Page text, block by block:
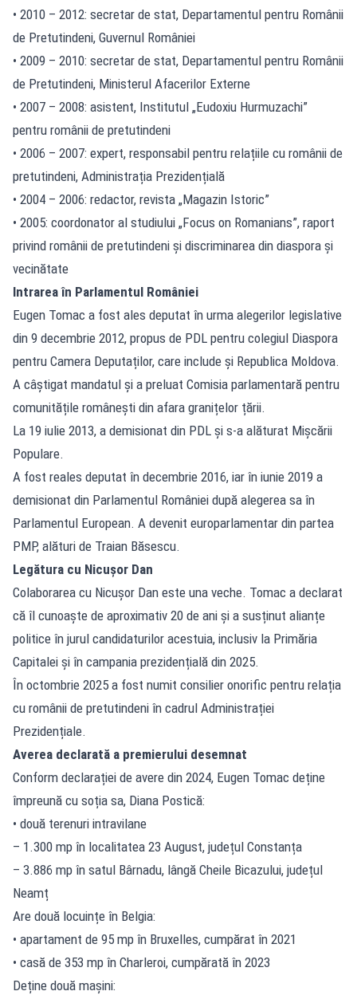
• 2010 – 2012: secretar de stat, Departamentul pentru Românii
de Pretutindeni, Guvernul României
• 2009 – 2010: secretar de stat, Departamentul pentru Românii
de Pretutindeni, Ministerul Afacerilor Externe
• 2007 – 2008: asistent, Institutul „Eudoxiu Hurmuzachi”
pentru românii de pretutindeni
• 2006 – 2007: expert, responsabil pentru relațiile cu românii de
pretutindeni, Administrația Prezidențială
• 2004 – 2006: redactor, revista „Magazin Istoric”
• 2005: coordonator al studiului „Focus on Romanians”, raport
privind românii de pretutindeni și discriminarea din diaspora și
vecinătate
Intrarea în Parlamentul României
Eugen Tomac a fost ales deputat în urma alegerilor legislative
din 9 decembrie 2012, propus de PDL pentru colegiul Diaspora
pentru Camera Deputaților, care include și Republica Moldova.
A câștigat mandatul și a preluat Comisia parlamentară pentru
comunitățile românești din afara granițelor țării.
La 19 iulie 2013, a demisionat din PDL și s-a alăturat Mișcării
Populare.
A fost reales deputat în decembrie 2016, iar în iunie 2019 a
demisionat din Parlamentul României după alegerea sa în
Parlamentul European. A devenit europarlamentar din partea
PMP, alături de Traian Băsescu.
Legătura cu Nicușor Dan
Colaborarea cu Nicușor Dan este una veche. Tomac a declarat
că îl cunoaște de aproximativ 20 de ani și a susținut alianțe
politice în jurul candidaturilor acestuia, inclusiv la Primăria
Capitalei și în campania prezidențială din 2025.
În octombrie 2025 a fost numit consilier onorific pentru relația
cu românii de pretutindeni în cadrul Administrației
Prezidențiale.
Averea declarată a premierului desemnat
Conform declarației de avere din 2024, Eugen Tomac deține
împreună cu soția sa, Diana Postică:
• două terenuri intravilane
– 1.300 mp în localitatea 23 August, județul Constanța
– 3.886 mp în satul Bârnadu, lângă Cheile Bicazului, județul
Neamț
Are două locuințe în Belgia:
• apartament de 95 mp în Bruxelles, cumpărat în 2021
• casă de 353 mp în Charleroi, cumpărată în 2023
Deține două mașini: